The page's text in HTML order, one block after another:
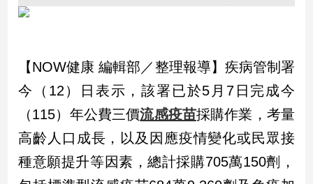
股
市
地
產
品
觀
點
政
【NOW健康 編輯部／整理報導】疾病管制署
今（12）日表示，該署已於5月7日完成今
（115）年公費三價流感疫苗採購作業，考量
高齡人口成長，以及因應疫情變化或民眾接
種意願提升等因素，總計採購705萬150劑，